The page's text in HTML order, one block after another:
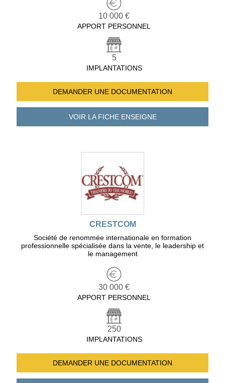
10 000 €
APPORT PERSONNEL
5
IMPLANTATIONS
DEMANDER UNE DOCUMENTATION
VOIR LA FICHEENSEIGNE
CRESTCOM
Société de renommée internationale en formation
professionnelle spécialisée dans la vente, le leadership et
le management
30 000 €
APPORT PERSONNEL
250
IMPLANTATIONS
DEMANDER UNE DOCUMENTATION